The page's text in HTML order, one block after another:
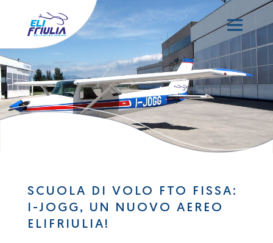
SCUOLA DI VOLO FTO FISSA:
I-JOGG, UN NUOVO AEREO
ELIFRIULIA!